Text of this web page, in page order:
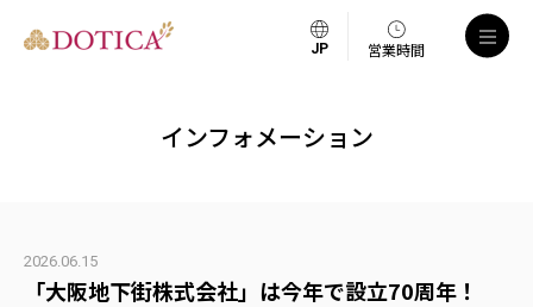
営業時間
インフォメーション
2026.06.15
「大阪地下街株式会社」は今年で設立70周年！